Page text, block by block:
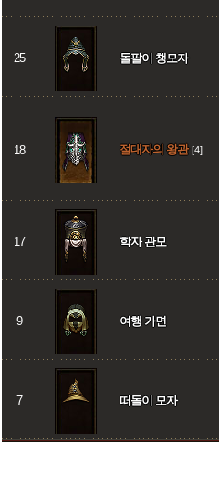
25 돌팔이 챙모자
18 절대자의 왕관 [4]
17 학자 관모
9 여행 가면
7 떠돌이 모자